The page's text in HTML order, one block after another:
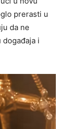
prerasti u
da ne
i